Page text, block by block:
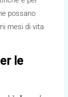
possano
mesi di vita
le